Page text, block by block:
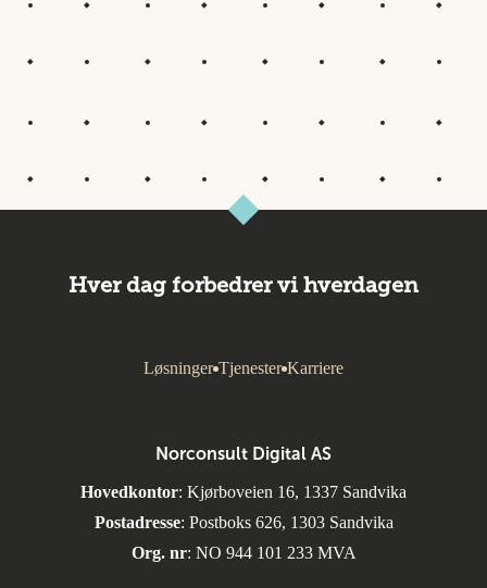
Hver dag forbedrer vi hverdagen
Løsninger Tjenester Karriere
Norconsult Digital AS
Hovedkontor: Kjørboveien 16, 1337 Sandvika
Postadresse: Postboks 626, 1303 Sandvika
Org. nr: NO 944 101 233 MVA